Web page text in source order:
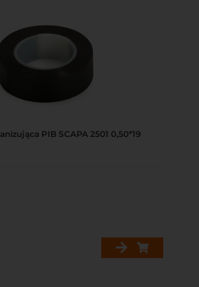
PIB SCAPA 2501 0,50*19